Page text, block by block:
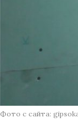
Фото с сайта: